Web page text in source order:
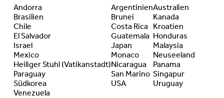
Andorra ArgentinienAustralien
Brasilien
Brunei
Kanada
Chile
Costa Rica
Kroatien
El Salvador
Guatemala Honduras
Israel
Japan
Malaysia
Mexico
Monaco
Neuseeland
Heiliger Stuhl (Vatikanstadt)Nicaragua
Panama
Paraguay
San Marino Singapur
Südkorea
USA
Uruguay
Venezuela